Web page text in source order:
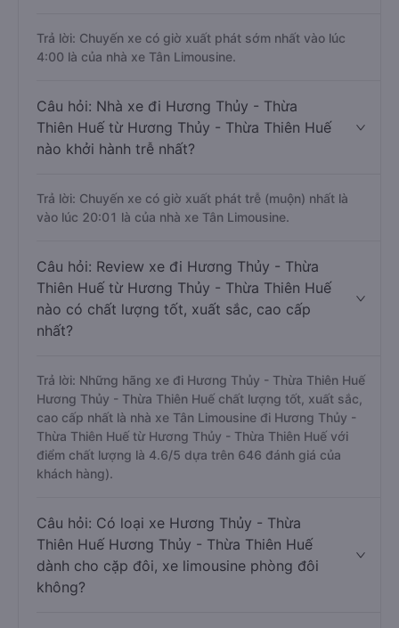
Trả lời: Chuyến xe có giờ xuất phát sớm nhất vào lúc
4:00 là của nhà xe Tân Limousine.
Câu hỏi: Nhà xe đi Hương Thủy - Thừa
Thiên Huế từ Hương Thủy - Thừa Thiên Huế
nào khởi hành trễ nhất?
Trả lời: Chuyến xe có giờ xuất phát trễ (muộn) nhất là
vào lúc 20:01 là của nhà xe Tân Limousine.
Câu hỏi: Review xe đi Hương Thủy - Thừa
Thiên Huế từ Hương Thủy - Thừa Thiên Huế
nào có chất lượng tốt, xuất sắc, cao cấp
nhất?
Trả lời: Những hãng xe đi Hương Thủy - Thừa Thiên Huế
Hương Thủy - Thừa Thiên Huế chất lượng tốt, xuất sắc,
cao cấp nhất là nhà xe Tân Limousine đi Hương Thủy -
Thừa Thiên Huế từ Hương Thủy - Thừa Thiên Huế với
điểm chất lượng là 4.6/5 dựa trên 646 đánh giá của
khách hàng).
Câu hỏi: Có loại xe Hương Thủy - Thừa
Thiên Huế Hương Thủy - Thừa Thiên Huế
dành cho cặp đôi, xe limousine phòng đôi
không?